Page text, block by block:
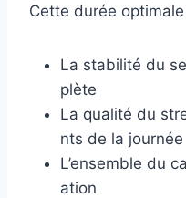
Cette durée
La stabilité du
plète
La qualité du
nts de la journée
L’ensemble du
ation